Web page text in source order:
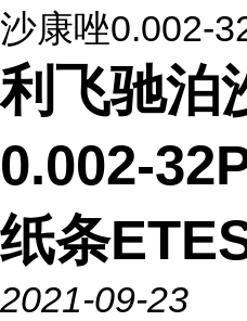
沙康唑0.002-
利飞驰泊
0.002-
纸条
2021-09-23